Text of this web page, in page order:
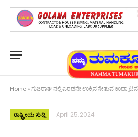
Home » ಗುಜರಾತ್ ನಲ್ಲಿ ಎರಡನೇ ಉಕ್ಕಿನ ಸೇತುವೆ ಉದ್ಘಾಟನೆ
ರಾಷ್ಟ್ರೀಯ ಸುದ್ದಿ April 25, 2024